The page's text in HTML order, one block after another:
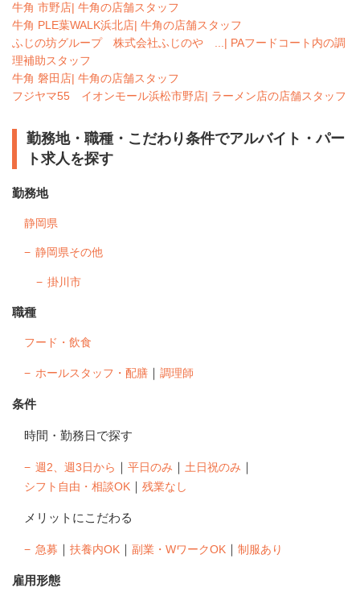
牛角 市野店| 牛角の店舗スタッフ
牛角 PLE葉WALK浜北店| 牛角の店舗スタッフ
ふじの坊グループ 株式会社ふじのや ...| PAフードコート内の調
理補助スタッフ
牛角 磐田店| 牛角の店舗スタッフ
フジヤマ55 イオンモール浜松市野店| ラーメン店の店舗スタッフ
勤務地・職種・こだわり条件でアルバイト・パー
ト求人を探す
勤務地
静岡県
静岡県その他
掛川市
職種
フード・飲食
ホールスタッフ・配膳 ｜ 調理師
条件
時間・勤務日で探す
週2、週3日から ｜ 平日のみ ｜ 土日祝のみ ｜
シフト自由・相談OK ｜ 残業なし
メリットにこだわる
急募 ｜ 扶養内OK ｜ 副業・WワークOK ｜ 制服あり
雇用形態